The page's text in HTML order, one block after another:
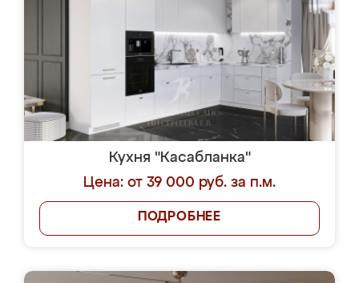
Кухня "Касабланка"
Цена: от 39 000 руб. за п.м.
ПОДРОБНЕЕ